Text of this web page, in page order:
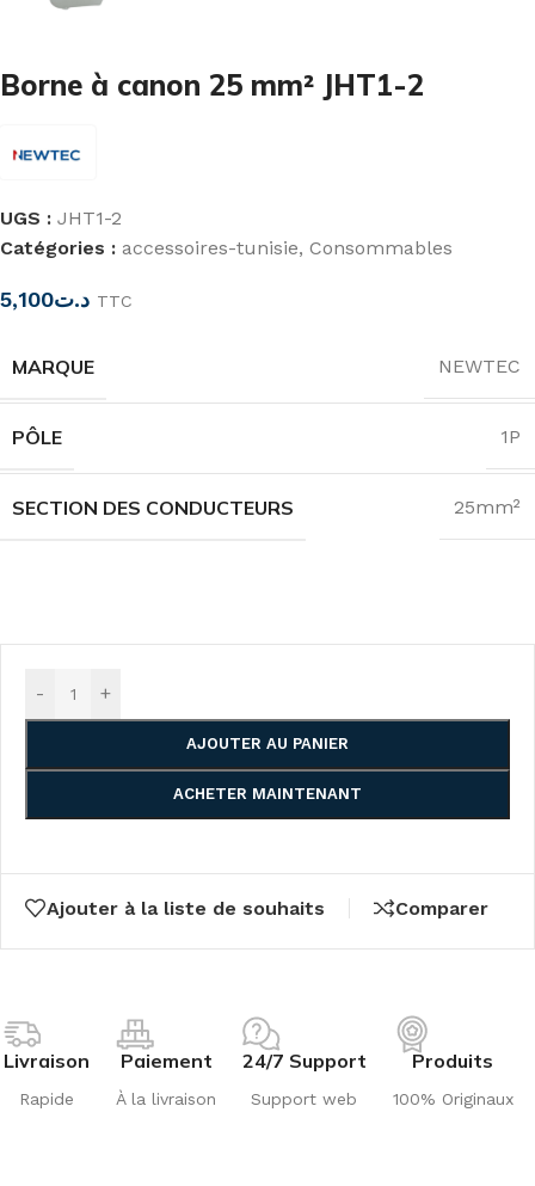
Borne à canon 25 mm² JHT1-2
UGS : JHT1-2
Catégories : accessoires-tunisie, Consommables
د.ت5,100 TTC
MARQUE NEWTEC
PÔLE 1P
SECTION DES CONDUCTEURS 25mm²
- +
AJOUTER AU PANIER
ACHETER MAINTENANT
Ajouter à la liste de souhaits Comparer
Livraison
Rapide
Paiement
À la livraison
24/7 Support
Support web
Produits
100% Originaux